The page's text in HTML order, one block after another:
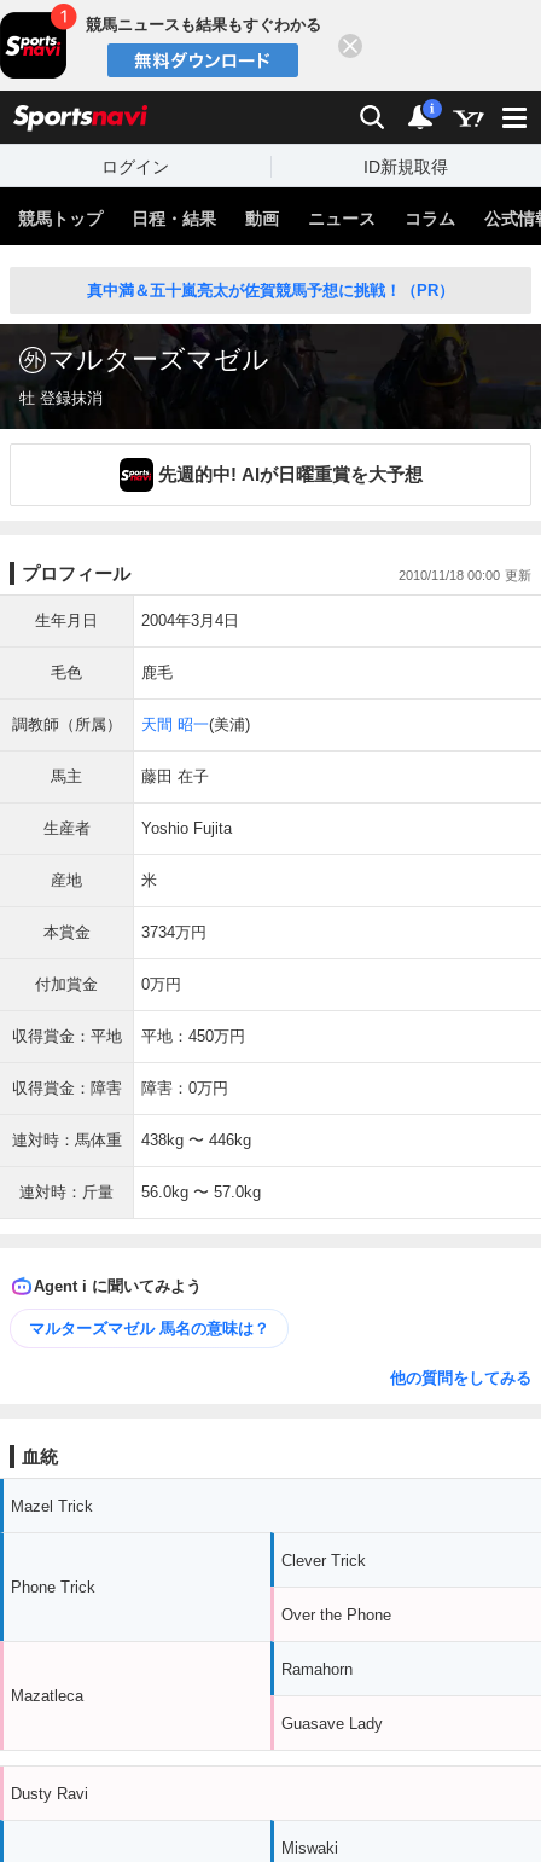
競馬ニュースも結果もすぐわかる
検索 通知
i
ログイン ID新規取得
競馬トップ 日程・結果 動画 ニュース コラム 公式情
真中満＆五十嵐亮太が佐賀競馬予想に挑戦！（PR）
マルターズマゼル
牡 登録抹消
先週的中! AIが日曜重賞を大予想
プロフィール 2010/11/18 00:00
生年月日 2004年3月4日
毛色 鹿毛
調教師（所属） 天間 昭一(美浦)
馬主 藤田 在子
生産者 Yoshio Fujita
産地 米
本賞金 3734万円
付加賞金 0万円
収得賞金：平地 平地：450万円
収得賞金：障害 障害：0万円
連対時：馬体重 438kg 〜 446kg
連対時：斤量 56.0kg 〜 57.0kg
Agent i に聞いてみよう
マルターズマゼル 馬名の意味は？
他の質問をしてみる
血統
Mazel Trick
Phone Trick
Mazatleca
Clever Trick
Over the Phone
Ramahorn
Guasave Lady
Dusty Ravi
Miswaki